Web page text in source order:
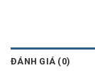
ĐÁNH GIÁ (0)